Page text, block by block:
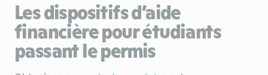
Les dispositifs d’aide
financière pour étudiants
passant le permis